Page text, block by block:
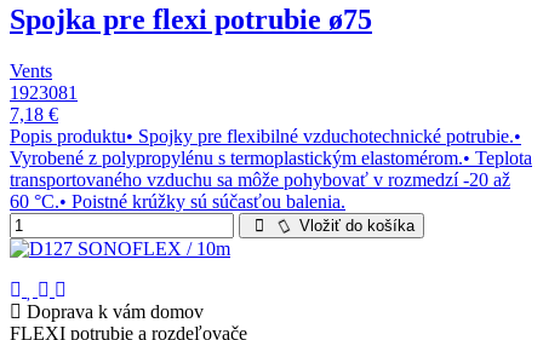
Spojka pre flexi potrubie ø75
Vents
1923081
7,18 €
Popis produktu• Spojky pre flexibilné vzduchotechnické potrubie.•
Vyrobené z polypropylénu s termoplastickým elastomérom.• Teplota
transportovaného vzduchu sa môže pohybovať v rozmedzí -20 až
60 °C.• Poistné krúžky sú súčasťou balenia.
Vložiť do košíka
Doprava k vám domov
FLEXI potrubie a rozdeľovače